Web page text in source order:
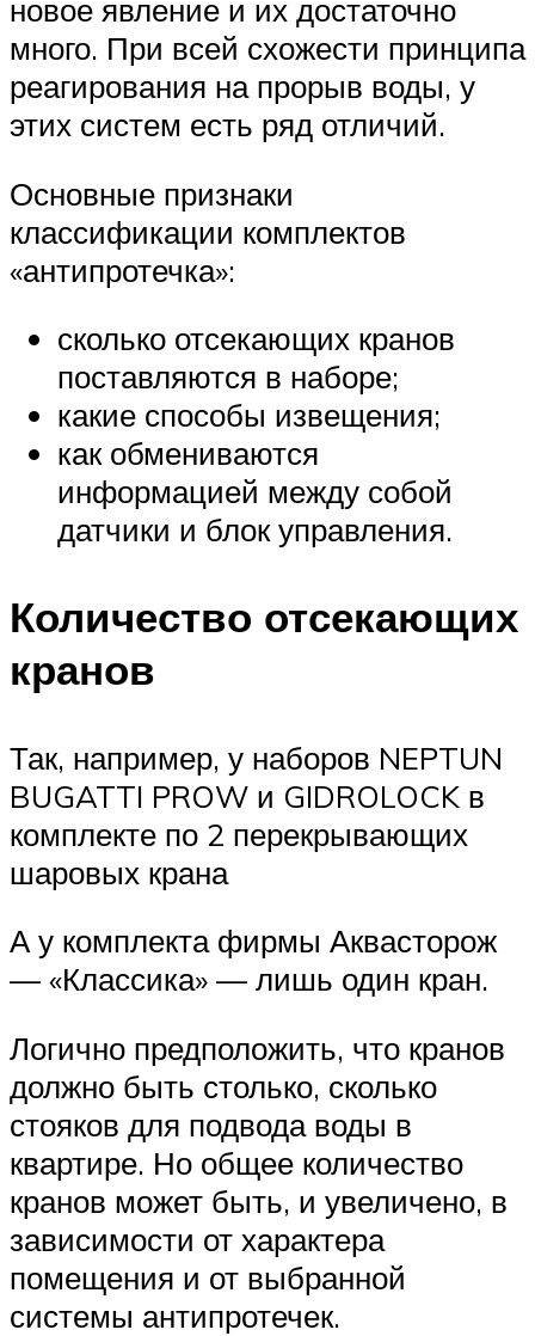
новое явление и их достаточно
много. При всей схожести принципа
реагирования на прорыв воды, у
этих систем есть ряд отличий.
Основные признаки
классификации комплектов
«антипротечка»:
сколько отсекающих кранов
поставляются в наборе;
какие способы извещения;
как обмениваются
информацией между собой
датчики и блок управления.
Количество отсекающих
кранов
Так, например, у наборов NEPTUN
BUGATTI PROW и GIDROLOCK в
комплекте по 2 перекрывающих
шаровых крана
А у комплекта фирмы Аквасторож
— «Классика» — лишь один кран.
Логично предположить, что кранов
должно быть столько, сколько
стояков для подвода воды в
квартире. Но общее количество
кранов может быть, и увеличено, в
зависимости от характера
помещения и от выбранной
системы антипротечек.